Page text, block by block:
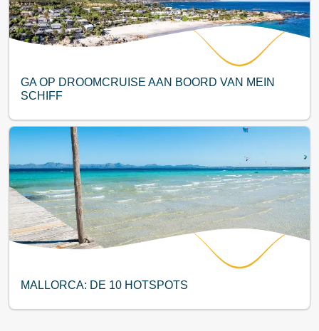
GA OP DROOMCRUISE AAN BOORD VAN MEIN
SCHIFF
MALLORCA: DE 10 HOTSPOTS